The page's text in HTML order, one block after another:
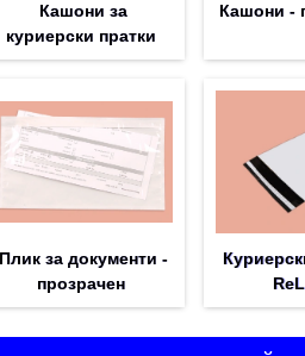
Кашони за
куриерски пратки
Кашони -
Плик за документи -
прозрачен